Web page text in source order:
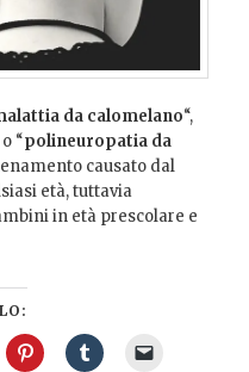
da calomelano“,
o “polineuropatia da
causato dal
età, tuttavia
in età prescolare e